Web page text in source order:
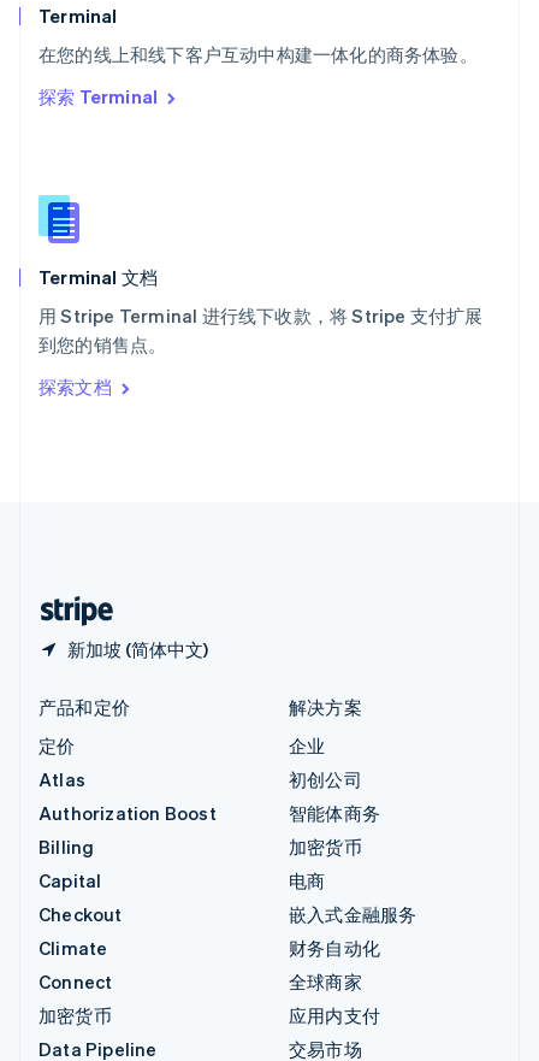
Terminal
在您的线上和线下客户互动中构建一体化的商务体验。
探索 Terminal
Terminal 文档
用 Stripe Terminal 进行线下收款，将 Stripe 支付扩展
到您的销售点。
探索文档
新加坡 (简体中文)
泰国
ไทยEnglish
English
English
新西兰
匈牙利
意大利
ItalianoEnglish
印度
English
产品和定价
定价
Atlas
Authorization Boost
Billing
Capital
Checkout
Climate
Connect
加密货币
Data Pipeline
解决方案
企业
初创公司
智能体商务
加密货币
电商
嵌入式金融服务
财务自动化
全球商家
应用内支付
交易市场